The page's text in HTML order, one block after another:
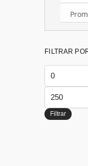
FILTRAR
mínimo
máximo
Filtrar